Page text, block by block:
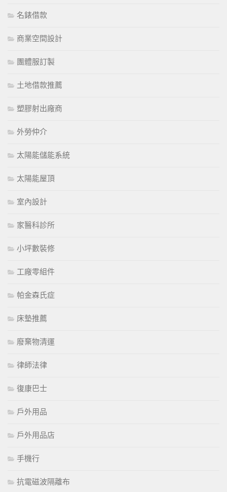
名錶借款
商業空間設計
團體服訂製
土地借款推薦
塑膠射出廠商
外勞仲介
太陽能儲能系統
太陽能屋頂
室內設計
家醫科診所
小坪數裝修
工廠零組件
帕金森氏症
床墊推薦
廢棄物清運
律師法律
復康巴士
戶外用品
戶外用品店
手機行
抗電磁波隔離布